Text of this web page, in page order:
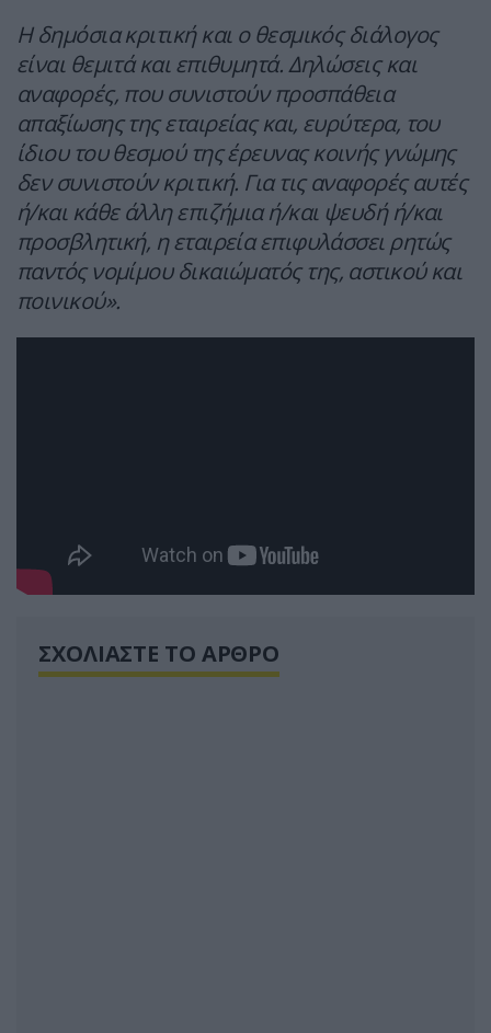
Η δημόσια κριτική και ο θεσμικός διάλογος
είναι θεμιτά και επιθυμητά. Δηλώσεις και
αναφορές, που συνιστούν προσπάθεια
απαξίωσης της εταιρείας και, ευρύτερα, του
ίδιου του θεσμού της έρευνας κοινής γνώμης
δεν συνιστούν κριτική. Για τις αναφορές αυτές
ή/και κάθε άλλη επιζήμια ή/και ψευδή ή/και
προσβλητική, η εταιρεία επιφυλάσσει ρητώς
παντός νομίμου δικαιώματός της, αστικού και
ποινικού».
ΣΧΟΛΙΑΣΤΕ ΤΟ ΑΡΘΡΟ